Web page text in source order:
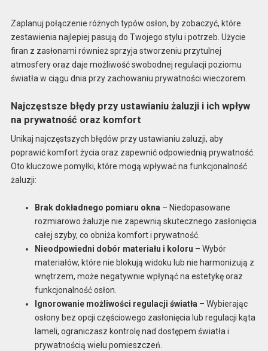
Zaplanuj połączenie różnych typów osłon, by zobaczyć, które
zestawienia najlepiej pasują do Twojego stylu i potrzeb. Użycie
firan z zasłonami również sprzyja stworzeniu przytulnej
atmosfery oraz daje możliwość swobodnej regulacji poziomu
światła w ciągu dnia przy zachowaniu prywatności wieczorem.
Najczęstsze błędy przy ustawianiu żaluzji i ich wpływ
na prywatność oraz komfort
Unikaj najczęstszych błędów przy ustawianiu żaluzji, aby
poprawić komfort życia oraz zapewnić odpowiednią prywatność.
Oto kluczowe pomyłki, które mogą wpływać na funkcjonalność
żaluzji:
Brak dokładnego pomiaru okna – Niedopasowane
rozmiarowo żaluzje nie zapewnią skutecznego zasłonięcia
całej szyby, co obniża komfort i prywatność.
Nieodpowiedni dobór materiału i koloru – Wybór
materiałów, które nie blokują widoku lub nie harmonizują z
wnętrzem, może negatywnie wpłynąć na estetykę oraz
funkcjonalność osłon.
Ignorowanie możliwości regulacji światła – Wybierając
osłony bez opcji częściowego zasłonięcia lub regulacji kąta
lameli, ograniczasz kontrolę nad dostępem światła i
prywatnością wielu pomieszczeń.